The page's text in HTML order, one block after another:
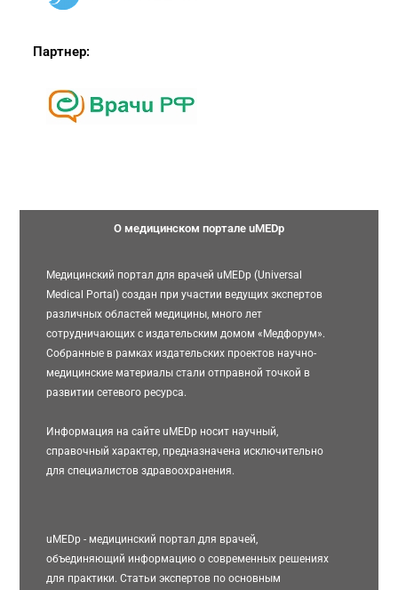
Партнер:
О медицинском портале uMEDp
Медицинский портал для врачей uMEDp (Universal
Medical Portal) создан при участии ведущих экспертов
различных областей медицины, много лет
сотрудничающих с издательским домом «Медфорум».
Собранные в рамках издательских проектов научно-
медицинские материалы стали отправной точкой в
развитии сетевого ресурса.
Информация на сайте uMEDp носит научный,
справочный характер, предназначена исключительно
для специалистов здравоохранения.
uMEDp - медицинский портал для врачей,
объединяющий информацию о современных решениях
для практики. Статьи экспертов по основным